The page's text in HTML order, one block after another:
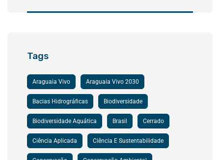
Tags
Araguaia Vivo Araguaia Vivo 2030
Bacias Hidrográficas Biodiversidade
Biodiversidade Aquática Brasil Cerrado
Ciência Aplicada Ciência E Sustentabilidade